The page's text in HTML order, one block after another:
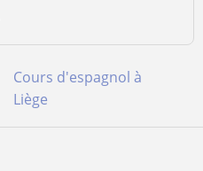
Cours d'espagnol à
Liège